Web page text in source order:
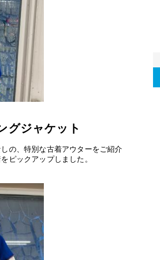
グジャケット
の、特別な古着アウターをご紹介
ピックアップしました。